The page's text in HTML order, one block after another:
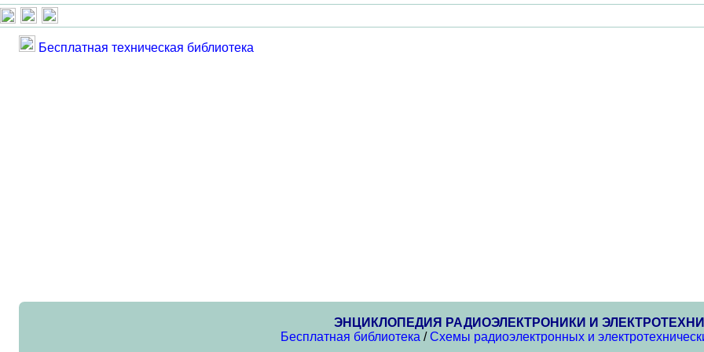
Бесплатная техническая библиотека
ЭНЦИКЛОПЕДИЯ РАДИОЭЛЕКТРОНИКИ И
Бесплатная библиотека /Схемы радиоэлектронных и